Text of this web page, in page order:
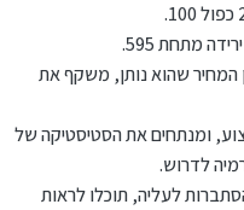
מתחת 595.
המחיר שהוא נותן, משקף את
ומנתחים את הסטיסטיקה של
לדרוש.
לעליה, תוכלו לראות